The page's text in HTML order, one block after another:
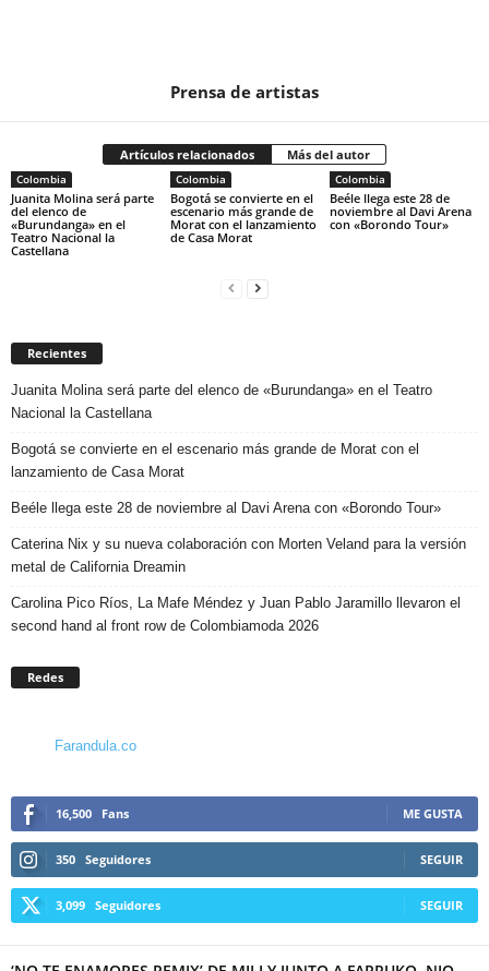
Prensa de artistas
Artículos relacionados Más del autor
Colombia
Juanita Molina será parte
del elenco de
«Burundanga» en el
Teatro Nacional la
Castellana
Colombia
Bogotá se convierte en el
escenario más grande de
Morat con el lanzamiento
de Casa Morat
Colombia
Beéle llega este 28 de
noviembre al Davi Arena
con «Borondo Tour»
Recientes
Juanita Molina será parte del elenco de «Burundanga» en el Teatro
Nacional la Castellana
Bogotá se convierte en el escenario más grande de Morat con el
lanzamiento de Casa Morat
Beéle llega este 28 de noviembre al Davi Arena con «Borondo Tour»
Caterina Nix y su nueva colaboración con Morten Veland para la versión
metal de California Dreamin
Carolina Pico Ríos, La Mafe Méndez y Juan Pablo Jaramillo llevaron el
second hand al front row de Colombiamoda 2026
Redes
Farandula.co
16,500 Fans ME GUSTA
350 Seguidores SEGUIR
3,099 Seguidores SEGUIR